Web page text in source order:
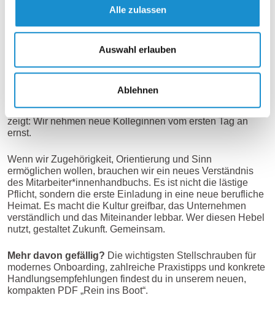
Alle zulassen
Auswahl erlauben
Ablehnen
Der unterschätzte Hebel im Onboarding-
Prozess
Das Mitarbeiter*innenhandbuch ist also viel mehr als ein
Preboarding und Onboarding und damit ein strategisches
Instrument der Personalentwicklung. Es kann rechtliche
geben und sogar die Arbeitgebermarke stärken. Und es
zeigt: Wir nehmen neue Kolleginnen vom ersten Tag an
ernst.
Wenn wir Zugehörigkeit, Orientierung und Sinn
ermöglichen wollen, brauchen wir ein neues Verständnis
des Mitarbeiter*innenhandbuchs. Es ist nicht die lästige
Pflicht, sondern die erste Einladung in eine neue berufliche
Heimat. Es macht die Kultur greifbar, das Unternehmen
verständlich und das Miteinander lebbar. Wer diesen Hebel
nutzt, gestaltet Zukunft. Gemeinsam.
Mehr davon gefällig? Die wichtigsten Stellschrauben für
modernes Onboarding, zahlreiche Praxistipps und konkrete
Handlungsempfehlungen findest du in unserem neuen,
kompakten PDF „Rein ins Boot“.